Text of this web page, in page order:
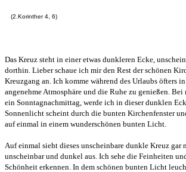
(2.Korinther 4, 6)
Das Kreuz steht in einer etwas dunkleren Ecke,
dorthin. Lieber schaue ich mir den Rest der schönen
Kreuzgang an. Ich komme während des Urlaubs öfters
angenehme Atmosphäre und die Ruhe zu genießen. Bei
ein Sonntagnachmittag, werde ich in dieser dunklen
Sonnenlicht scheint durch die bunten Kirchenfenster
auf einmal in einem wunderschönen bunten Licht.
Auf einmal sieht dieses unscheinbare dunkle Kreuz gar
unscheinbar und dunkel aus. Ich sehe die Feinheiten
Schönheit erkennen. In dem schönen bunten Licht